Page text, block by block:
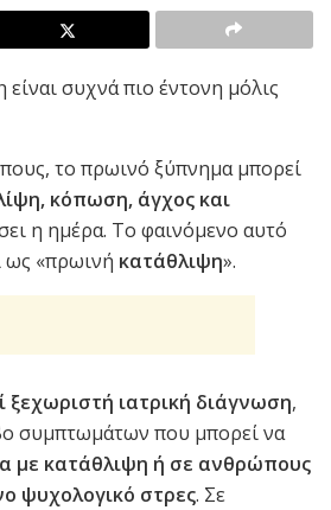
είναι συχνά πιο έντονη μόλις
το πρωινό ξύπνημα μπορεί
κόπωση, άγχος και
η ημέρα. Το φαινόμενο αυτό
ως «πρωινή κατάθλιψη».
ξεχωριστή ιατρική διάγνωση,
συμπτωμάτων που μπορεί να
με κατάθλιψη ή σε ανθρώπους
ψυχολογικό στρες. Σε